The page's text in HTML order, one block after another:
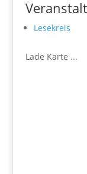
Lesekreis
Lade Karte ...